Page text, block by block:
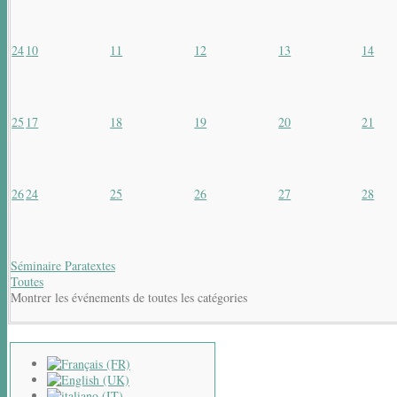
24 10 11 12 13 14
25 17 18 19 20 21
2624 25 26 27 28
Séminaire Paratextes
Toutes
Montrer les événements de toutes les catégories